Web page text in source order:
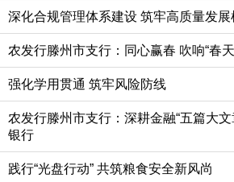
深化合规管理体系建设 筑牢高质量发展
农发行滕州市支行：同心赢春 吹响“春
强化学用贯通 筑牢风险防线‌
农发行滕州市支行：深耕金融“五篇大
银行
践行“光盘行动” 共筑粮食安全新风尚‌